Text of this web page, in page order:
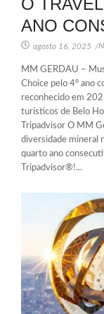
ANO
agosto 16, 2025 /
MM GERDAU –
Choice pelo 4º ano
reconhecido em
turísticos de Belo
Tripadvisor O MM
diversidade mineral
quarto ano
Tripadvisor®!...